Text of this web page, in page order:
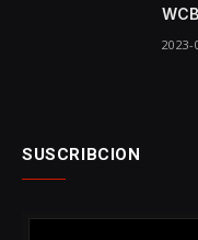
2023-
SUSCRIBCION